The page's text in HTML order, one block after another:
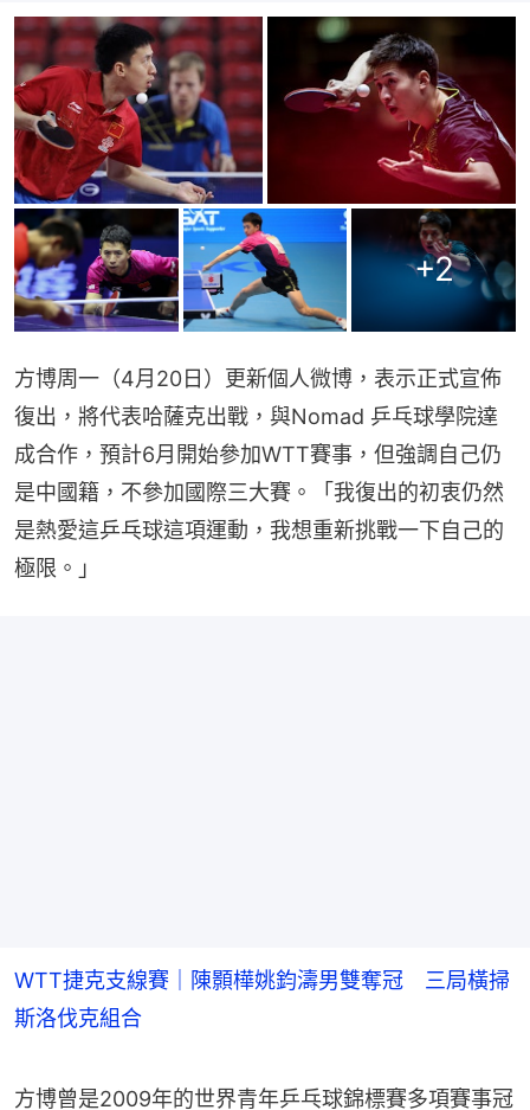
+2
方博周一（4月20日）更新個人微博，表示正式宣佈
復出，將代表哈薩克出戰，與Nomad 乒乓球學院達
成合作，預計6月開始參加WTT賽事，但強調自己仍
是中國籍，不參加國際三大賽。「我復出的初衷仍然
是熱愛這乒乓球這項運動，我想重新挑戰一下自己的
極限。」
WTT捷克支線賽｜陳顥樺姚鈞濤男雙奪冠 三局橫掃
斯洛伐克組合
方博曾是2009年的世界青年乒乓球錦標賽多項賽事冠